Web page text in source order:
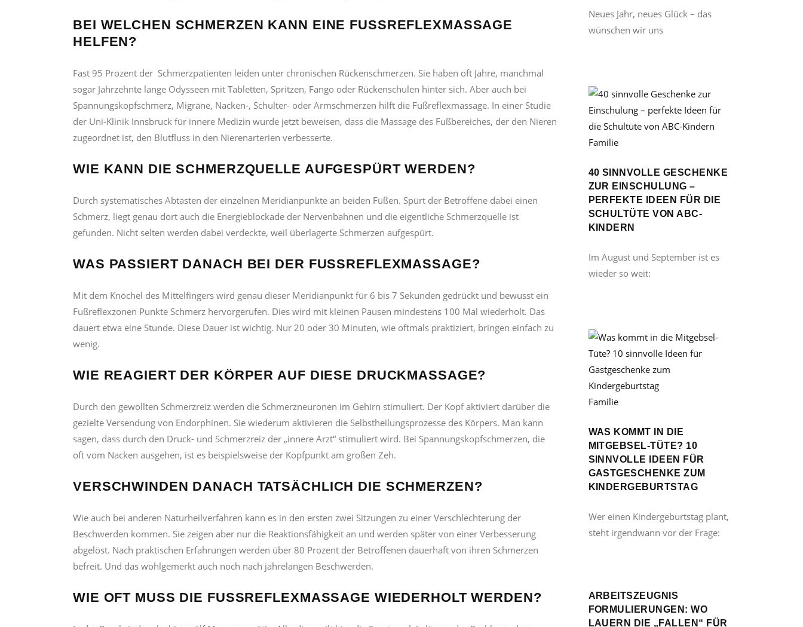
BEI WELCHEN SCHMERZEN KANN EINE FUSSREFLEXMASSAGE H
ELFEN?
Fast 95 Prozent der Schmerzpatienten leiden unter chronischen Rückenschmerzen. Sie haben oft Jahre, manchmal
sogar Jahrzehnte lange Odysseen mit Tabletten, Spritzen, Fango oder Rückenschulen hinter sich. Aber auch bei
Spannungskopfschmerz, Migräne, Nacken-, Schulter- oder Armschmerzen hilft die Fußreflexmassage. In einer Studie
der Uni-Klinik Innsbruck für innere Medizin wurde jetzt beweisen, dass die Massage des Fußbereiches, der den Nieren
zugeordnet ist, den Blutfluss in den Nierenarterien verbesserte.
WIE KANN DIE SCHMERZQUELLE AUFGESPÜRT WERDEN?
Durch systematisches Abtasten der einzelnen Meridianpunkte an beiden Füßen. Spürt der Betroffene dabei einen
Schmerz, liegt genau dort auch die Energieblockade der Nervenbahnen und die eigentliche Schmerzquelle ist
gefunden. Nicht selten werden dabei verdeckte, weil überlagerte Schmerzen aufgespürt.
WAS PASSIERT DANACH BEI DER FUSSREFLEXMASSAGE?
Mit dem Knöchel des Mittelfingers wird genau dieser Meridianpunkt für 6 bis 7 Sekunden gedrückt und bewusst ein
Fußreflexzonen Punkte Schmerz hervorgerufen. Dies wird mit kleinen Pausen mindestens 100 Mal wiederholt. Das
dauert etwa eine Stunde. Diese Dauer ist wichtig. Nur 20 oder 30 Minuten, wie oftmals praktiziert, bringen einfach zu
wenig.
WIE REAGIERT DER KÖRPER AUF DIESE DRUCKMASSAGE?
Durch den gewollten Schmerzreiz werden die Schmerzneuronen im Gehirn stimuliert. Der Kopf aktiviert darüber die
gezielte Versendung von Endorphinen. Sie wiederum aktivieren die Selbstheilungsprozesse des Körpers. Man kann
sagen, dass durch den Druck- und Schmerzreiz der „innere Arzt“ stimuliert wird. Bei Spannungskopfschmerzen, die
oft vom Nacken ausgehen, ist es beispielsweise der Kopfpunkt am großen Zeh.
VERSCHWINDEN DANACH TATSÄCHLICH DIE SCHMERZEN?
Wie auch bei anderen Naturheilverfahren kann es in den ersten zwei Sitzungen zu einer Verschlechterung der
Beschwerden kommen. Sie zeigen aber nur die Reaktionsfähigkeit an und werden später von einer Verbesserung
abgelöst. Nach praktischen Erfahrungen werden über 80 Prozent der Betroffenen dauerhaft von ihren Schmerzen
befreit. Und das wohlgemerkt auch noch nach jahrelangen Beschwerden.
WIE OFT MUSS DIE FUSSREFLEXMASSAGE WIEDERHOLT WERDEN?
Neues Jahr, neues Glück – das
wünschen wir uns
Familie
40 SINNVOLLE GESCHENKE
ZUR EINSCHULUNG –
PERFEKTE IDEEN FÜR DIE
SCHULTÜTE VON ABC-
KINDERN
Im August und September ist es
wieder so weit:
Familie
WAS KOMMT IN DIE
MITGEBSEL-TÜTE? 10
SINNVOLLE IDEEN FÜR
GASTGESCHENKE ZUM
KINDERGEBURTSTAG
Wer einen Kindergeburtstag plant,
steht irgendwann vor der Frage:
ARBEITSZEUGNIS
FORMULIERUNGEN: WO
LAUERN DIE „FALLEN“ FÜR